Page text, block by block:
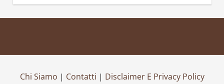
Chi Siamo | Contatti | Disclaimer E Privacy Policy